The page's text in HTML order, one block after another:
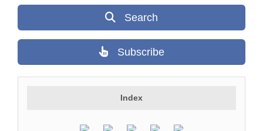
Search
Subscribe
Index